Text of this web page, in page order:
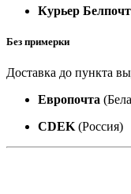
Курьер
Без примерки
Доставка до пункта
Европочта
CDEK (Россия)